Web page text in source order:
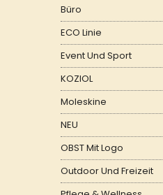
Büro
ECO Linie
Event Und Sport
KOZIOL
Moleskine
NEU
OBST Mit Logo
Outdoor Und Freizeit